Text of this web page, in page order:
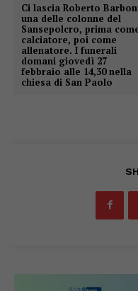
Ci lascia Roberto
una delle colonne del
Sansepolcro, prima
calciatore, poi come
allenatore. I funerali
domani giovedì 27
febbraio alle 14,30 nella
chiesa di San Paolo